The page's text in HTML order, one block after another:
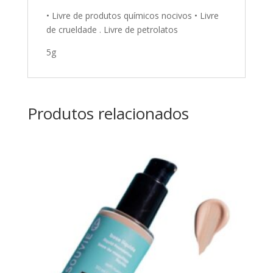
• Livre de produtos químicos nocivos • Livre
de crueldade . Livre de petrolatos
5g
Produtos relacionados